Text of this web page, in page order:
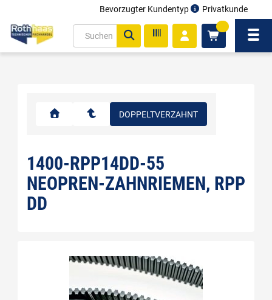
Bevorzugter Kundentyp Privatkunde
DOPPELTVERZAHNT
1400-RPP14DD-55
NEOPREN-ZAHNRIEMEN, RPP
DD